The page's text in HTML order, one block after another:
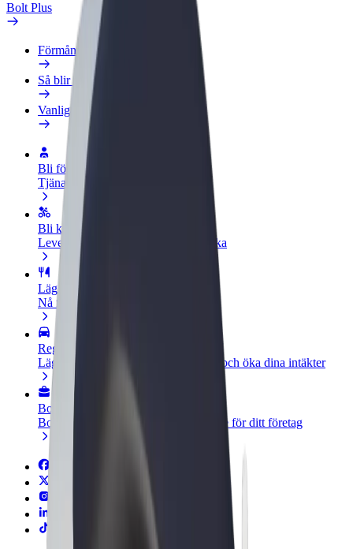
Bolt Plus
Förmåner
Så blir du medlem
Vanliga frågor
Bli förare
Tjäna pengar på dina egna villkor
Bli kurir
Leverera mat och få betalt varje vecka
Lägg till restaurang eller butik
Nå fler kunder och öka intäkterna
Registrera dig som åkeriägare
Lägg till ditt åkeri på Bolts plattform och öka dina intäkter
Bolt for Business
Bolts produkter och tjänster anpassade för ditt företag